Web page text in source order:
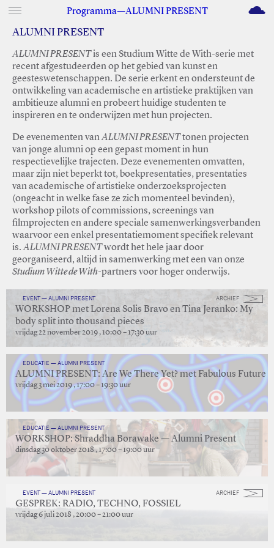
Programma—ALUMNI PRESENT M
ALUMNI PRESENT
ALUMNI PRESENTis een Studium Witte de With-serie met
recent afgestudeerden op het gebied van kunst en
geesteswetenschappen. De serie erkent en ondersteunt de
ontwikkeling van academische en artistieke praktijken van
ambitieuze alumni en probeert huidige studenten te
inspireren en te onderwijzen met hun projecten.
De evenementen vanALUMNI PRESENTtonen projecten
van jonge alumni op een gepast moment in hun
respectievelijke trajecten. Deze evenementen omvatten,
maar zijn niet beperkt tot, boekpresentaties, presentaties
van academische of artistieke onderzoeksprojecten
(ongeacht in welke fase ze zich momenteel bevinden),
workshop pilots of commissions, screenings van
filmprojecten en andere speciale samenwerkingsverbanden
waarvoor een enkel presentatiemoment specifiek relevant
is.ALUMNI PRESENTwordt het hele jaar door
georganiseerd, altijd in samenwerking met een van onze
Studium Witte de With-partners voor hoger onderwijs.
ARCHIEF
EVENT — ALUMNI PRESENT
WORKSHOP met Lorena Solis Bravo en Tina Jeranko: My
body split into thousand pieces
vrijdag 22 november 2019 , 10:00 – 17:30 uur
EDUCATIE — ALUMNI PRESENT
ALUMNI PRESENT: Are We There Yet? met Fabulous Future
vrijdag 3 mei 2019 , 17:00 – 19:30 uur
EDUCATIE — ALUMNI PRESENT
WORKSHOP: Shraddha Borawake — Alumni Present
dinsdag 30 oktober 2018 , 17:00 – 19:00 uur
ARCHIEF
EVENT — ALUMNI PRESENT
GESPREK: RADIO, TECHNO, FOSSIEL
vrijdag 6 juli 2018 , 20:00 – 21:00 uur